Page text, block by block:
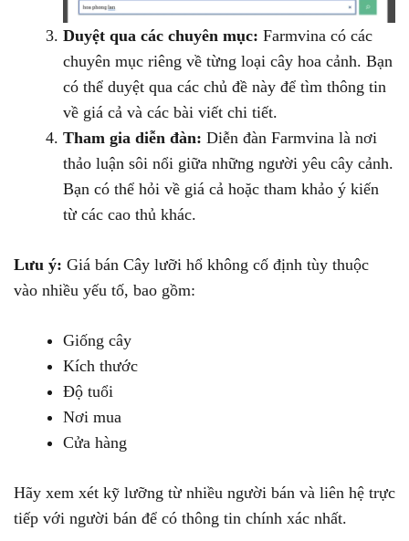
Duyệt qua các chuyên mục: Farmvina có các
chuyên mục riêng về từng loại cây hoa cảnh. Bạn
có thể duyệt qua các chủ đề này để tìm thông tin
về giá cả và các bài viết chi tiết.
Tham gia diễn đàn: Diễn đàn Farmvina là nơi
thảo luận sôi nổi giữa những người yêu cây cảnh.
Bạn có thể hỏi về giá cả hoặc tham khảo ý kiến
từ các cao thủ khác.
Lưu ý: Giá bán Cây lưỡi hổ không cố định tùy thuộc
vào nhiều yếu tố, bao gồm:
Giống cây
Kích thước
Độ tuổi
Nơi mua
Cửa hàng
Hãy xem xét kỹ lưỡng từ nhiều người bán và liên hệ trực
tiếp với người bán để có thông tin chính xác nhất.